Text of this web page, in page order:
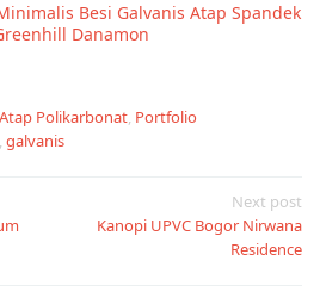
Besi Galvanis Atap Spandek
Danamon
Polikarbonat, Portfolio
, galvanis
Next post
Kanopi UPVC Bogor Nirwana
Residence